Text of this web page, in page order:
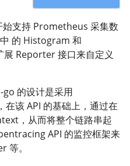
支持 Prometheus 采集数
的 Histogram 和
Reporter 接口来自定义
的设计是采用
该 API 的基础上，通过在
，从而将整个链路串起
API 的监控框架来
等。